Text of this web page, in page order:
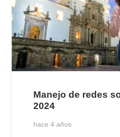
Manejo de redes
2024
hace 4 años